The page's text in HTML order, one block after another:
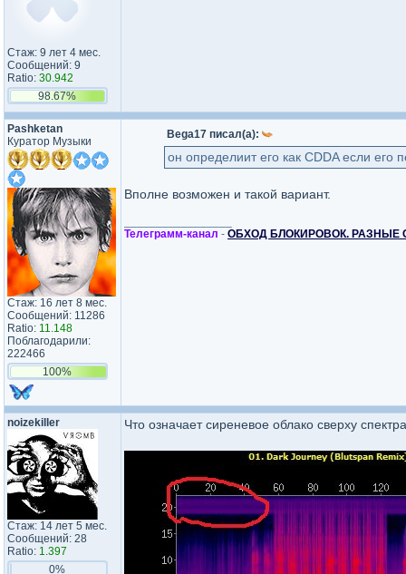
Стаж: 9 лет 4 мес.
Сообщений: 9
Ratio: 30.942
98.67%
Pashketan
Куратор Музыки
Стаж: 16 лет 8 мес.
Сообщений: 11286
Ratio: 11.148
Поблагодарили:
222466
100%
Bega17 писал(а):
он определиит его как CDDA если его
Вполне возможен и такой вариант.
Телеграмм-канал - ОБХОД БЛОКИРОВОК. РАЗНЫЕ
noizekiller
Стаж: 14 лет 5 мес.
Сообщений: 28
Ratio: 1.397
0%
Что означает сиреневое облако сверху